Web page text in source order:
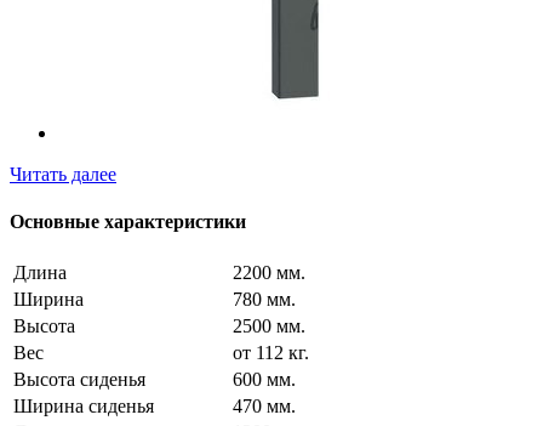
Читать далее
Основные характеристики
Длина
2200 мм.
Ширина
780 мм.
Высота
2500 мм.
Вес
от 112 кг.
Высота сиденья
600 мм.
Ширина сиденья
470 мм.